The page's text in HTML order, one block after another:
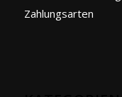
Zahlungsarten